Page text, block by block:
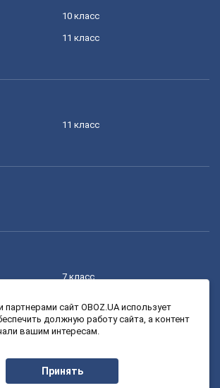
10 класс
11 класс
11 класс
7 класс
9 класс
сайт OBOZ.UA использует
должную работу сайта, а контент
вашим интересам.
Принять